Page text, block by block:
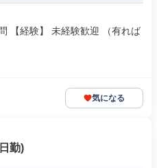
【経験】 未経験歓迎 （有れば
気になる
勤)